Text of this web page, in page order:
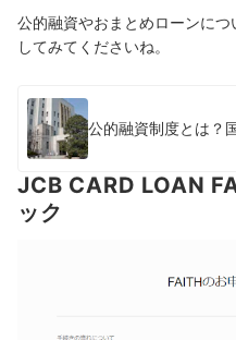
公的融資やおまとめローンに
してみてくださいね。
公的融資制度とは？
JCB CARD LOAN
ック